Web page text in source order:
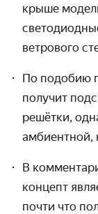
крыше
ветрового
По подобию
получит
решётки,
амбиентной,
В
концепт
почти что